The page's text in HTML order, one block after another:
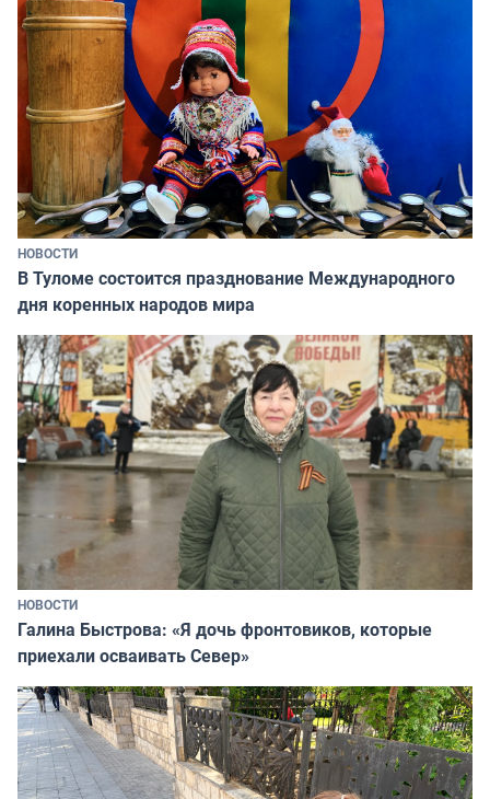
НОВОСТИ
В Туломе состоится празднование Международного
дня коренных народов мира
НОВОСТИ
Галина Быстрова: «Я дочь фронтовиков, которые
приехали осваивать Север»